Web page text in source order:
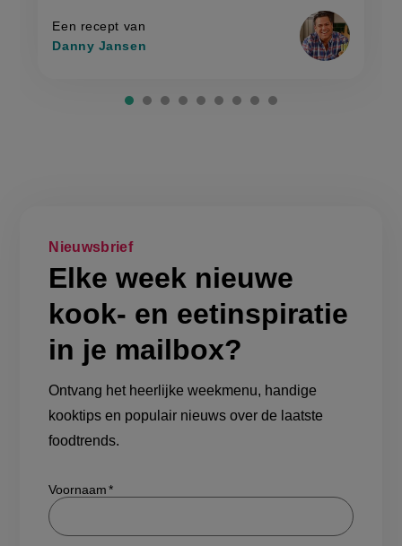
rijst'
Een recept van
Danny Jansen
rijst
Nieuwsbrief
Elke week nieuwe
kook- en eetinspiratie
in je mailbox?
Ontvang het heerlijke weekmenu, handige
kooktips en populair nieuws over de laatste
foodtrends.
Show/hide
Voornaam